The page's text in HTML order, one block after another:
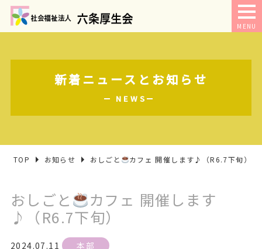
MENU
新着ニュースとお知らせ
NEWS
TOP お知らせ おしごと カフェ 開催します♪（R6.7下旬）
おしごと
カフェ 開催します
♪（R6.7下旬）
2024.07.11 本部